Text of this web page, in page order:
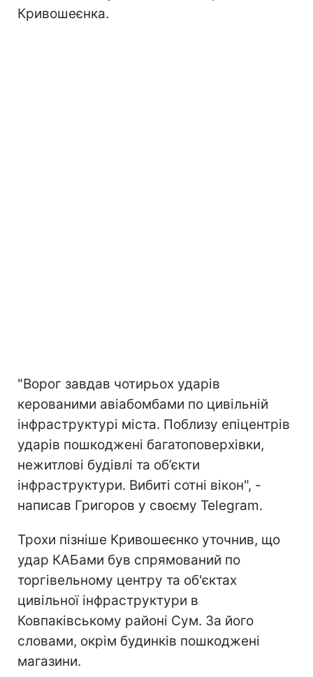
Кривошеєнка.
"Ворог завдав чотирьох ударів
керованими авіабомбами по цивільній
інфраструктурі міста. Поблизу епіцентрів
ударів пошкоджені багатоповерхівки,
нежитлові будівлі та об’єкти
інфраструктури. Вибиті сотні вікон", -
написав Григоров у своєму Telegram.
Трохи пізніше Кривошеєнко уточнив, що
удар КАБами був спрямований по
торгівельному центру та об'єктах
цивільної інфраструктури в
Ковпаківському районі Сум. За його
словами, окрім будинків пошкоджені
магазини.